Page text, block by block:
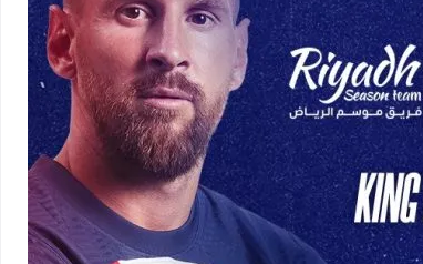
Duel Palpitant en
Perspective
Match Ce Soir: PSG Affronte Son
Adversaire Redoutable Ce soir,…